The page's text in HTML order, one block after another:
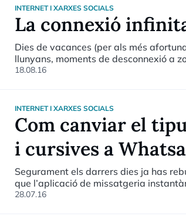
INTERNET I XARXES SOCIALS
La connexió
Dies de vacances (per als més
llunyans, moments de desconnexió a
escapades a indrets remots fora de la
d'antelació.
18.08.16
INTERNET I XARXES SOCIALS
Com canviar el
i cursives a
Segurament els darrers dies ja has
que l’aplicació de missatgeria
28.07.16